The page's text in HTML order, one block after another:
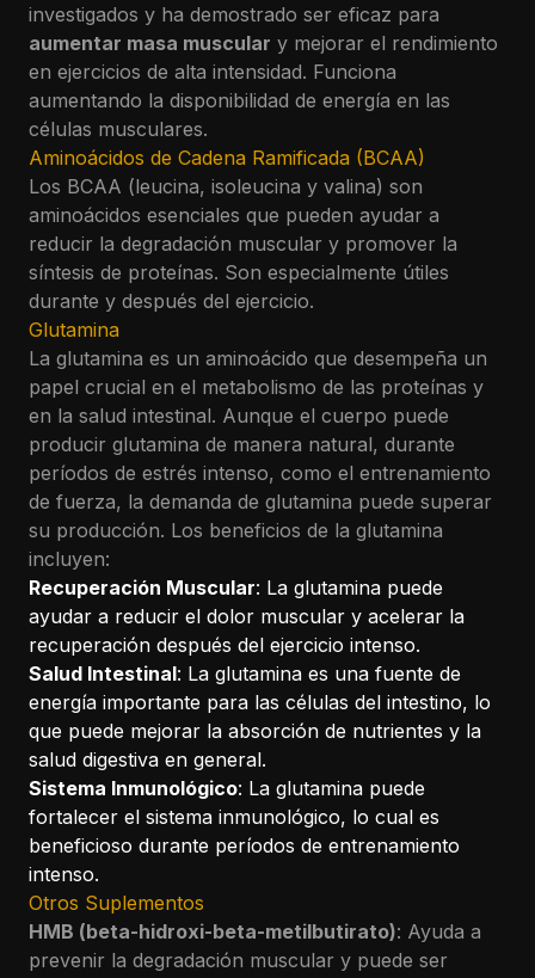
investigados y ha demostrado ser eficaz para
aumentar masa muscular y mejorar el rendimiento
en ejercicios de alta intensidad. Funciona
aumentando la disponibilidad de energía en las
células musculares.
Aminoácidos de Cadena Ramificada (BCAA)
Los BCAA (leucina, isoleucina y valina) son
aminoácidos esenciales que pueden ayudar a
reducir la degradación muscular y promover la
síntesis de proteínas. Son especialmente útiles
durante y después del ejercicio.
Glutamina
La glutamina es un aminoácido que desempeña un
papel crucial en el metabolismo de las proteínas y
en la salud intestinal. Aunque el cuerpo puede
producir glutamina de manera natural, durante
períodos de estrés intenso, como el entrenamiento
de fuerza, la demanda de glutamina puede superar
su producción. Los beneficios de la glutamina
incluyen:
Recuperación Muscular: La glutamina puede
ayudar a reducir el dolor muscular y acelerar la
recuperación después del ejercicio intenso.
Salud Intestinal: La glutamina es una fuente de
energía importante para las células del intestino, lo
que puede mejorar la absorción de nutrientes y la
salud digestiva en general.
Sistema Inmunológico: La glutamina puede
fortalecer el sistema inmunológico, lo cual es
beneficioso durante períodos de entrenamiento
intenso.
Otros Suplementos
HMB (beta-hidroxi-beta-metilbutirato): Ayuda a
prevenir la degradación muscular y puede ser